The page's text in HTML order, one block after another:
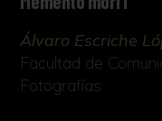
Álvaro Escriche
Facultad de
Fotografías